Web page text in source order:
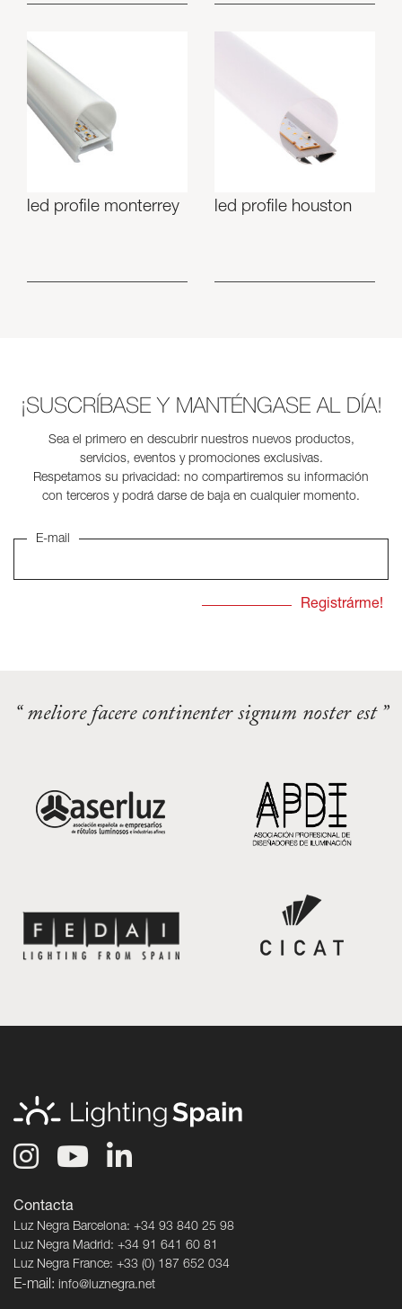
led profile monterrey led profile houston
¡SUSCRÍBASE Y MANTÉNGASE AL DÍA!
Sea el primero en descubrir nuestros nuevos productos,
servicios, eventos y promociones exclusivas.
Respetamos su privacidad: no compartiremos su información
con terceros y podrá darse de baja en cualquier momento.
E-mail
“ meliore facere continenter signum noster est ”
Contacta
Luz Negra Barcelona: +34 93 840 25 98
Luz Negra Madrid: +34 91 641 60 81
Luz Negra France: +33 (0) 187 652 034
E-mail: info@luznegra.net